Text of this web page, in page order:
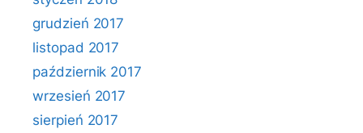
grudzień 2017
listopad 2017
październik 2017
wrzesień 2017
sierpień 2017